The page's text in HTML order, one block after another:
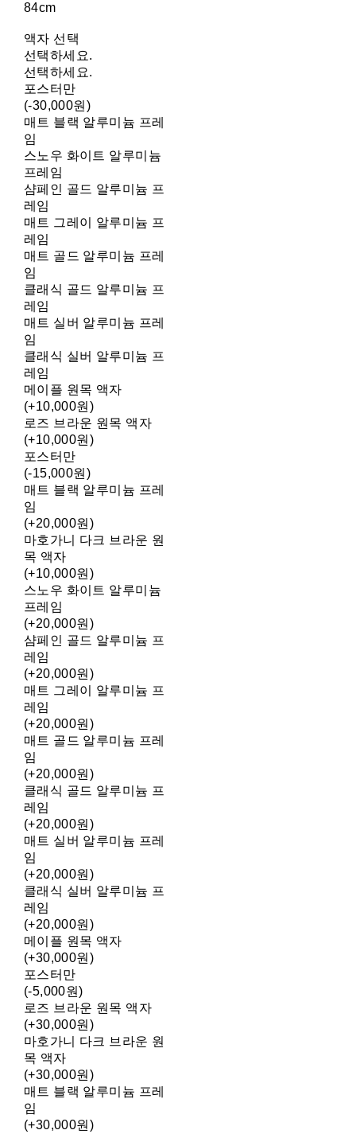
84cm
액자 선택
선택하세요.
선택하세요.
포스터만
(-30,000원)
매트 블랙 알루미늄 프레
임
스노우 화이트 알루미늄
프레임
샴페인 골드 알루미늄 프
레임
매트 그레이 알루미늄 프
레임
매트 골드 알루미늄 프레
임
클래식 골드 알루미늄 프
레임
매트 실버 알루미늄 프레
임
클래식 실버 알루미늄 프
레임
메이플 원목 액자
(+10,000원)
로즈 브라운 원목 액자
(+10,000원)
포스터만
(-15,000원)
매트 블랙 알루미늄 프레
임
(+20,000원)
마호가니 다크 브라운 원
목 액자
(+10,000원)
스노우 화이트 알루미늄
프레임
(+20,000원)
샴페인 골드 알루미늄 프
레임
(+20,000원)
매트 그레이 알루미늄 프
레임
(+20,000원)
매트 골드 알루미늄 프레
임
(+20,000원)
클래식 골드 알루미늄 프
레임
(+20,000원)
매트 실버 알루미늄 프레
임
(+20,000원)
클래식 실버 알루미늄 프
레임
(+20,000원)
메이플 원목 액자
(+30,000원)
포스터만
(-5,000원)
로즈 브라운 원목 액자
(+30,000원)
마호가니 다크 브라운 원
목 액자
(+30,000원)
매트 블랙 알루미늄 프레
임
(+30,000원)